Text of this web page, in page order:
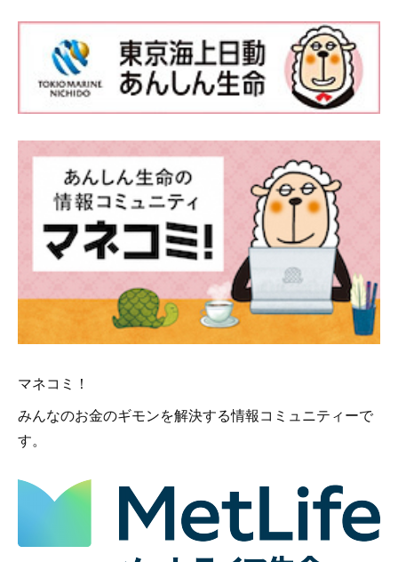
マネコミ！
みんなのお金のギモンを解決する情報コミュニティーで
す。